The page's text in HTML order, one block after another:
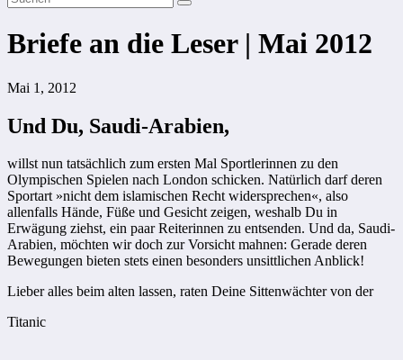
Briefe an die Leser | Mai 2012
Mai 1, 2012
Und Du, Saudi-Arabien,
willst nun tatsächlich zum ersten Mal Sportlerinnen zu den
Olympischen Spielen nach London schicken. Natürlich darf deren
Sportart »nicht dem islamischen Recht widersprechen«, also
allenfalls Hände, Füße und Gesicht zeigen, weshalb Du in
Erwägung ziehst, ein paar Reiterinnen zu entsenden. Und da, Saudi-
Arabien, möchten wir doch zur Vorsicht mahnen: Gerade deren
Bewegungen bieten stets einen besonders unsittlichen Anblick!
Lieber alles beim alten lassen, raten Deine Sittenwächter von der
Titanic